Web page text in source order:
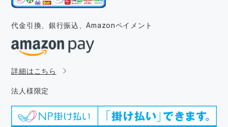
代金引換、銀行振込、Amazonペイメント
詳細はこちら
法人様限定